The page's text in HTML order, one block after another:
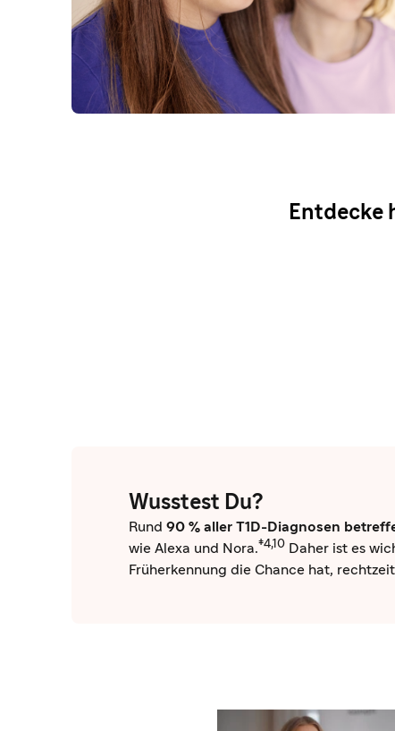
Entdecke
Wusstest Du?
Rund 90 % aller T1D-Diagnosen
wie Alexa und Nora.‡4,10 Daher ist es
Früherkennung die Chance hat,